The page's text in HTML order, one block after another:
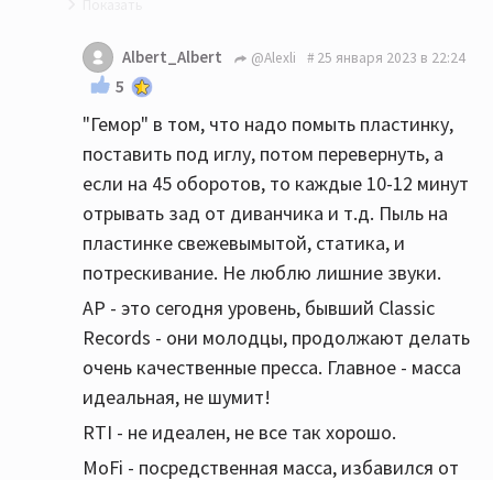
Но, это "гемор", и очень конкретный.
А в чём то гемор заключается собственно?
от аудиофильных контор имеет право на
жизнь
Зато как они звучат..... The Doors от AP это
нечто.
Да и от обычных контор хватает
качественного пресса. RTI например...
остальное - это "шлак",
Старайтесь не покупать винил сделанный в
Чехии и шансов попасть на шлак будет
Albert_Albert @Alexli 25 января 2023 в 22:24
5
"Гемор" в том, что надо помыть пластинку,
поставить под иглу, потом перевернуть, а
если на 45 оборотов, то каждые 10-12 минут
отрывать зад от диванчика и т.д. Пыль на
пластинке свежевымытой, статика, и
потрескивание. Не люблю лишние звуки.
AP - это сегодня уровень, бывший Classic
Records - они молодцы, продолжают делать
очень качественные пресса. Главное - масса
идеальная, не шумит!
RTI - не идеален, не все так хорошо.
MoFi - посредственная масса, избавился от